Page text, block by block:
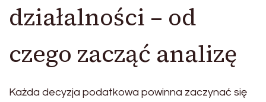
działalności – od
czego zacząć analizę
Każda decyzja podatkowa powinna zaczynać się